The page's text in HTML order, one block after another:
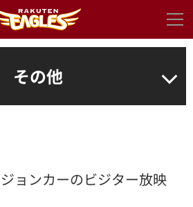
その他
ジョンカーのビジター放映